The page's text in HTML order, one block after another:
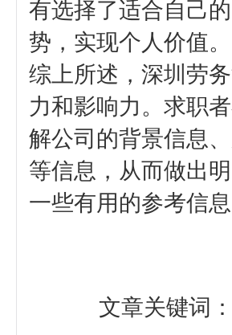
有选择了适合自己
势，实现个人价值。
综上所述，深圳劳
力和影响力。求职
解公司的背景信息
等信息，从而做出
一些有用的参考信息
文章关键词：